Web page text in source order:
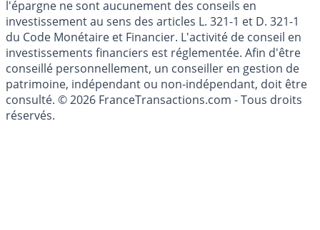
Les articles et commentaires publiés sur le guide de
l'épargne ne sont aucunement des conseils en
investissement au sens des articles L. 321-1 et D. 321-1
du Code Monétaire et Financier. L'activité de conseil en
investissements financiers est réglementée. Afin d'être
conseillé personnellement, un conseiller en gestion de
patrimoine, indépendant ou non-indépendant, doit être